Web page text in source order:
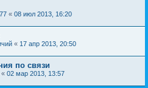
« 08 июл 2013, 16:20
« 17 апр 2013, 20:50
по связи
« 02 мар 2013, 13:57